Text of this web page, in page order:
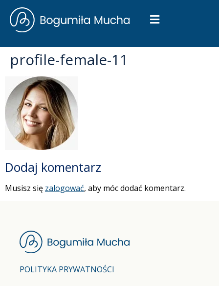
profile-female-11
Dodaj komentarz
Musisz się zalogować, aby móc dodać komentarz.
POLITYKA PRYWATNOŚCI